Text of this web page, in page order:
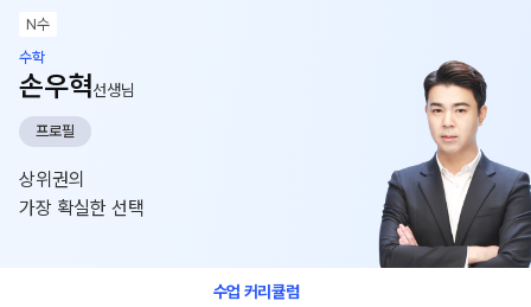
N수
수학
손우혁선생님
프로필
상위권의
가장 확실한 선택
수업 커리큘럼